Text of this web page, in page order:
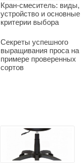
Кран-смеситель: виды,
устройство и основные
критерии выбора
Секреты успешного
выращивания проса на
примере проверенных
сортов